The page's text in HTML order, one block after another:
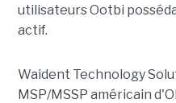
utilisateurs Ootbi
actif.
Waident Technology
MSP/MSSP américain